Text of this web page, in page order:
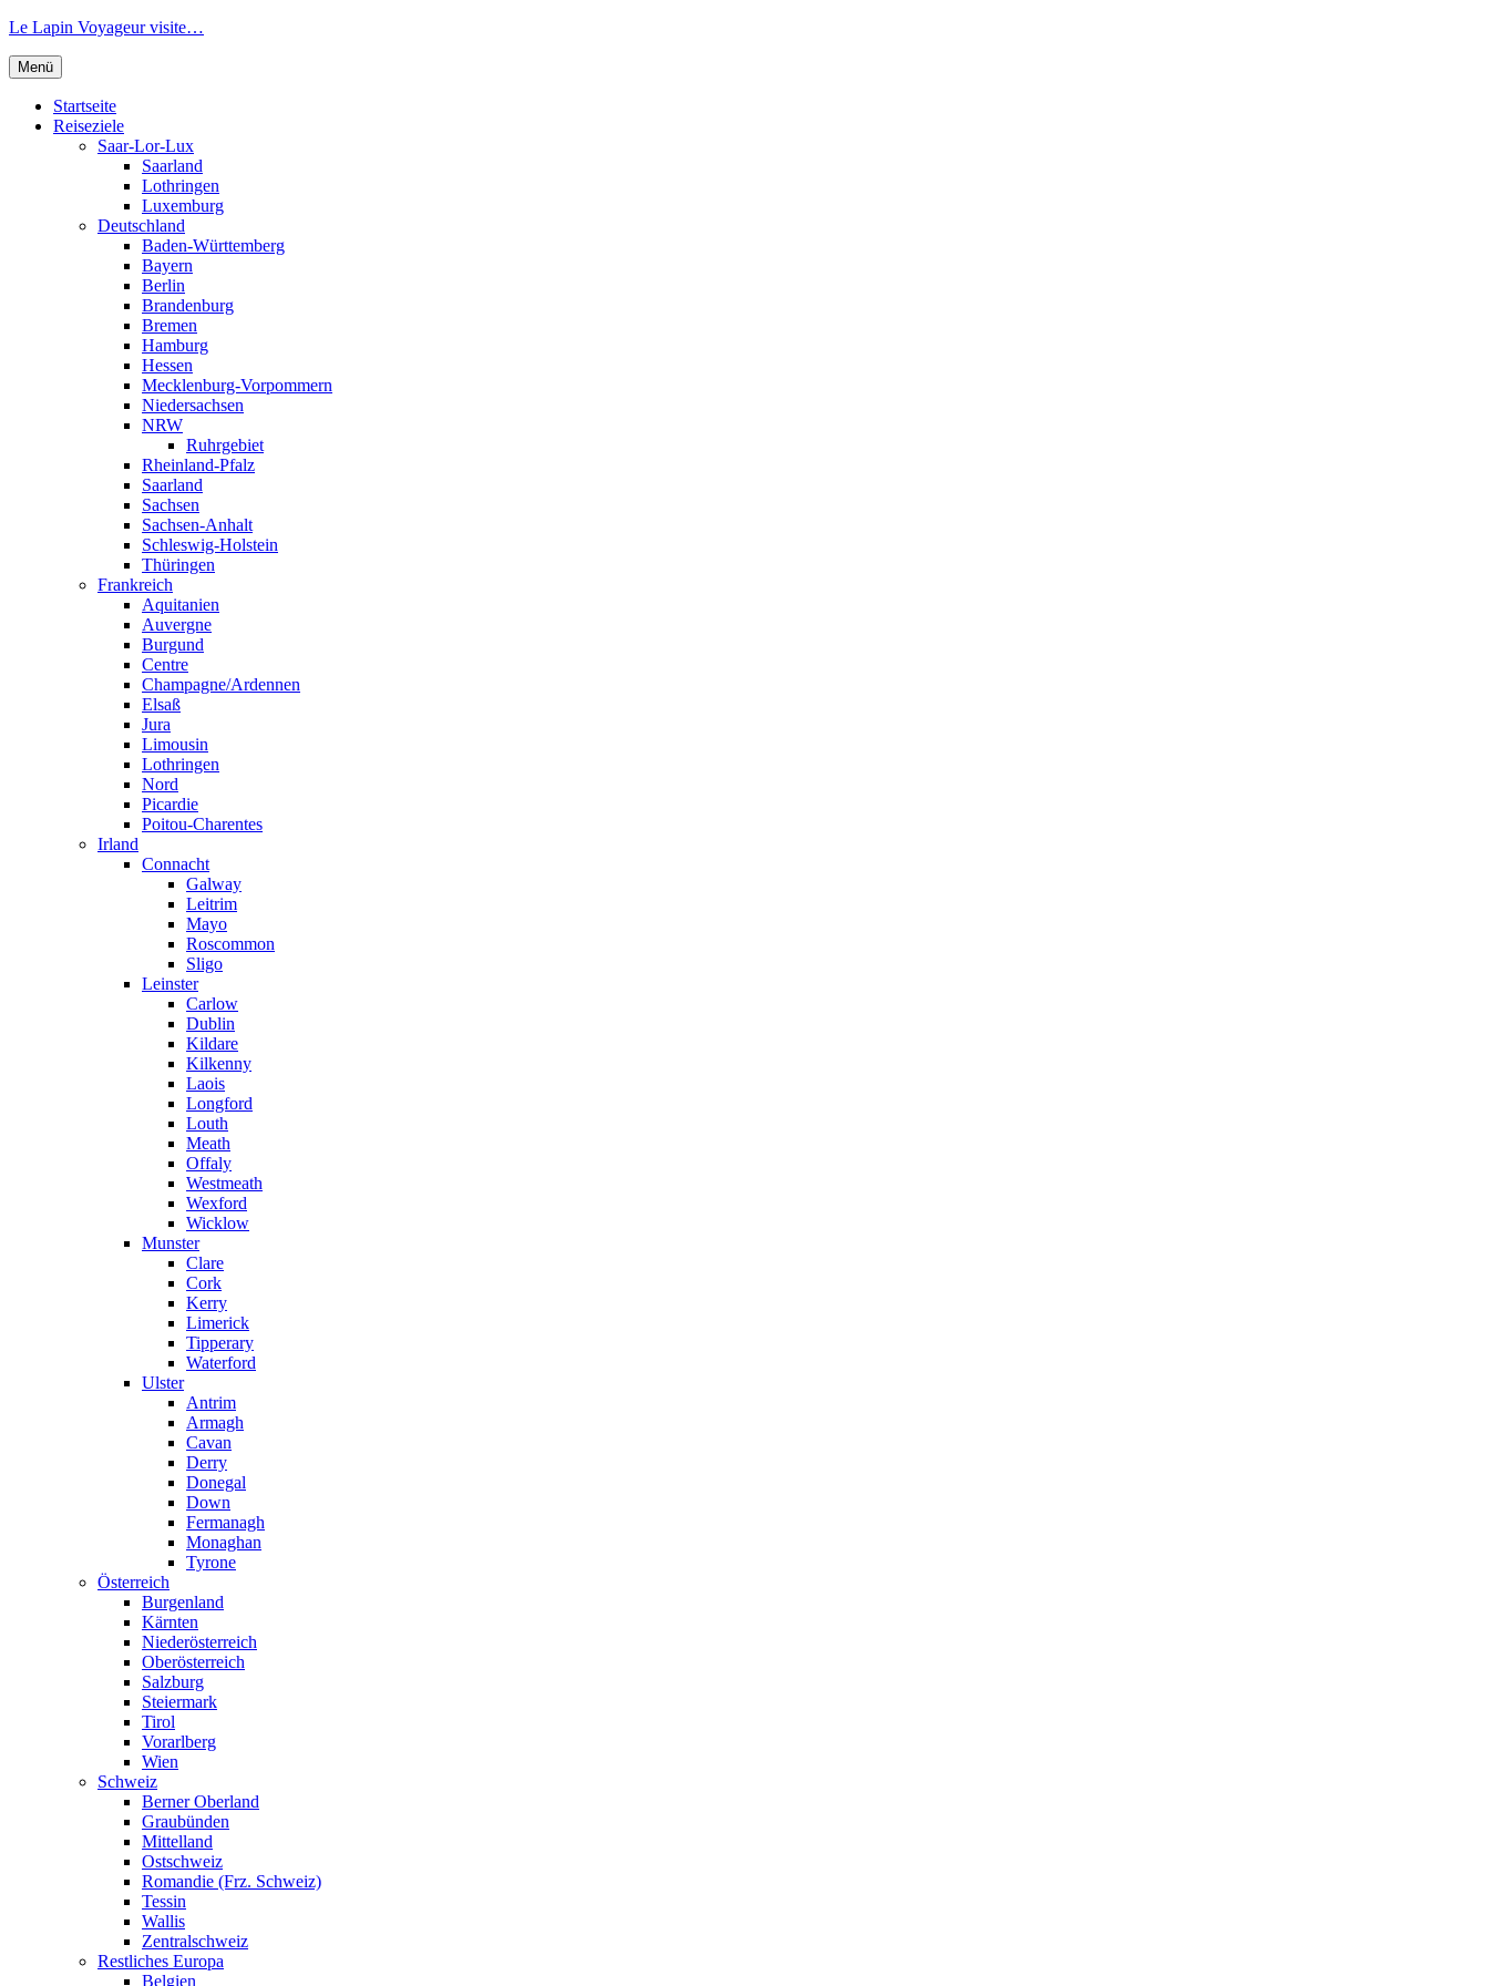
Zum
springen
Le Lapin Voyageur visite…
Menü
Startseite
Reiseziele
Saar-Lor-Lux
Saarland
Lothringen
Luxemburg
Deutschland
Baden-Württemberg
Bayern
Berlin
Brandenburg
Bremen
Hamburg
Hessen
Mecklenburg-Vorpommern
Niedersachsen
NRW
Ruhrgebiet
Rheinland-Pfalz
Saarland
Sachsen
Sachsen-Anhalt
Schleswig-Holstein
Thüringen
Frankreich
Aquitanien
Auvergne
Burgund
Centre
Champagne/Ardennen
Elsaß
Jura
Limousin
Lothringen
Nord
Picardie
Poitou-Charentes
Irland
Connacht
Galway
Leitrim
Mayo
Roscommon
Sligo
Leinster
Carlow
Dublin
Kildare
Kilkenny
Laois
Longford
Louth
Meath
Offaly
Westmeath
Wexford
Wicklow
Munster
Clare
Cork
Kerry
Limerick
Tipperary
Waterford
Ulster
Antrim
Armagh
Cavan
Derry
Donegal
Down
Fermanagh
Monaghan
Tyrone
Österreich
Burgenland
Kärnten
Niederösterreich
Oberösterreich
Salzburg
Steiermark
Tirol
Vorarlberg
Wien
Schweiz
Berner Oberland
Graubünden
Mittelland
Ostschweiz
Romandie (Frz. Schweiz)
Tessin
Wallis
Zentralschweiz
Restliches Europa
Belgien